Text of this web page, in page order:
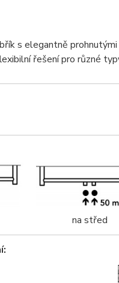
s elegantně
řešení pro různé
na střed